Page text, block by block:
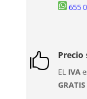
655
 Precio
EL IVA
GRATIS